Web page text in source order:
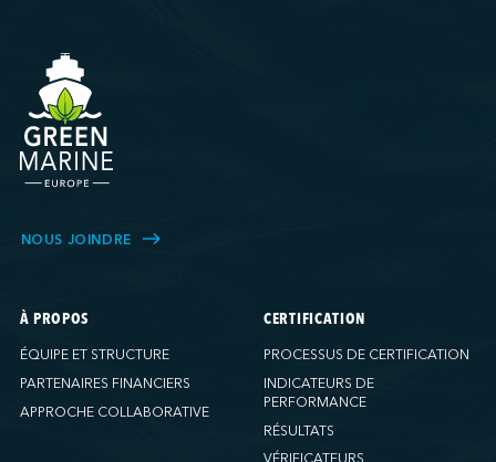
NOUS JOINDRE
À PROPOS
ÉQUIPE ET STRUCTURE
PARTENAIRES FINANCIERS
APPROCHE COLLABORATIVE
CERTIFICATION
PROCESSUS DE CERTIFICATION
INDICATEURS DE
PERFORMANCE
RÉSULTATS